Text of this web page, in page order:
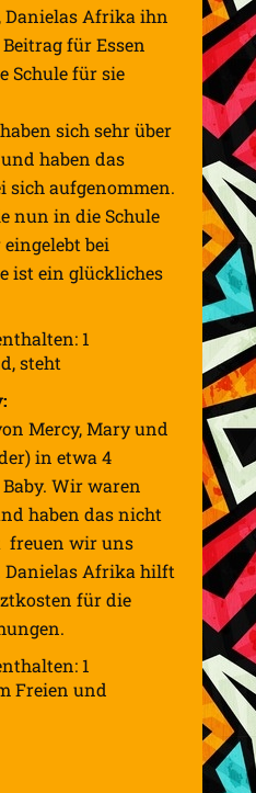
Afrika ihn
für Essen
Schule für sie
sich sehr über
haben das
sich aufgenommen.
nun in die Schule
bei
ist ein glückliches
Mercy, Mary und
in etwa 4
Wir waren
haben das nicht
freuen wir uns
Danielas Afrika hilft
für die